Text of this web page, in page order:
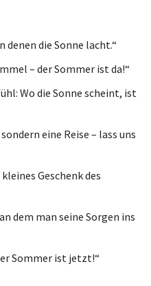
denen die Sonne lacht.“
– der Sommer ist da!“
Wo die Sonne scheint, ist
eine Reise – lass uns
Geschenk des
dem man seine Sorgen ins
Sommer ist jetzt!“